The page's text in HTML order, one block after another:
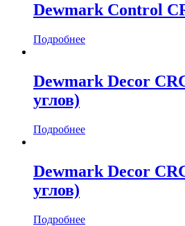
Dewmark Control
Подробнее
Dewmark Decor
углов)
Подробнее
Dewmark Decor
углов)
Подробнее